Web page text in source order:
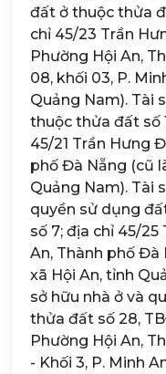
đất ở thuộc thửa
chỉ 45/23 Trần
Phường Hội An,
08, khối 03, P.
Quảng Nam). Tài
thuộc thửa đất số
45/21 Trần Hưng
phố Đà Nẵng (cũ
Quảng Nam). Tài
quyền sử dụng
số 7; địa chỉ 45/
An, Thành phố Đà
xã Hội An, tỉnh
sở hữu nhà ở và
thửa đất số 28,
Phường Hội An,
- Khối 3, P. Minh